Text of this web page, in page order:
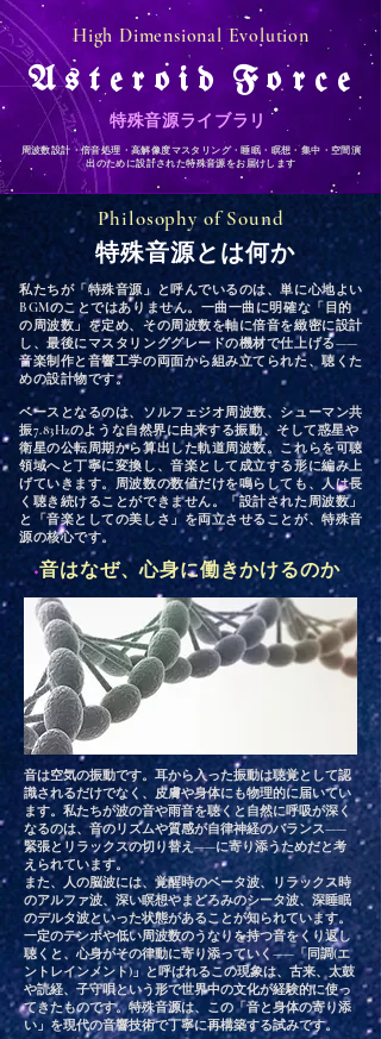
High Dimensional Evolution
A s t e r o i d F o r c e
特殊音源ライブラリ
周波数設計・倍音処理・高解像度マスタリング・睡眠・瞑想・集中・空間演
出のために設計された特殊音源をお届けします
Philosophy of Sound
​特殊音源とは何か
私たちが「特殊音源」と呼んでいるのは、単に心地よい
BGMのことではありません。一曲一曲に明確な「目的
の周波数」を定め、その周波数を軸に倍音を緻密に設計
し、最後にマスタリンググレードの機材で仕上げる——
音楽制作と音響工学の両面から組み立てられた、聴くた
めの設計物です。
ベースとなるのは、ソルフェジオ周波数、シューマン共
振7.83Hzのような自然界に由来する振動、そして惑星や
衛星の公転周期から算出した軌道周波数。これらを可聴
領域へと丁寧に変換し、音楽として成立する形に編み上
げていきます。周波数の数値だけを鳴らしても、人は長
く聴き続けることができません。「設計された周波数」
と「音楽としての美しさ」を両立させることが、特殊音
源の核心です。
◆音はなぜ、心身に働きかけるのか
音は空気の振動です。耳から入った振動は聴覚として認
識されるだけでなく、皮膚や身体にも物理的に届いてい
ます。私たちが波の音や雨音を聴くと自然に呼吸が深く
なるのは、音のリズムや質感が自律神経のバランス——
緊張とリラックスの切り替え——に寄り添うためだと考
えられています。
また、人の脳波には、覚醒時のベータ波、リラックス時
のアルファ波、深い瞑想やまどろみのシータ波、深睡眠
のデルタ波といった状態があることが知られています。
一定のテンポや低い周波数のうなりを持つ音をくり返し
聴くと、心身がその律動に寄り添っていく——「同調(エ
ントレインメント)」と呼ばれるこの現象は、古来、太鼓
や読経、子守唄という形で世界中の文化が経験的に使っ
てきたものです。特殊音源は、この「音と身体の寄り添
い」を現代の音響技術で丁寧に再構築する試みです。